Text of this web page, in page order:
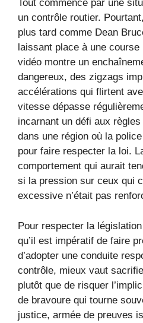
Tout commence par une
un contrôle routier.
plus tard comme Dean
laissant place à une
vidéo montre un
dangereux, des zigzags
accélérations qui flirtent
vitesse dépasse
incarnant un défi aux
dans une région où la
pour faire respecter la loi.
comportement qui aurait
si la pression sur ceux qui
excessive n’était pas
Pour respecter la
qu’il est impératif de faire
d’adopter une conduite
contrôle, mieux vaut
plutôt que de risquer
de bravoure qui tourne
justice, armée de preuves